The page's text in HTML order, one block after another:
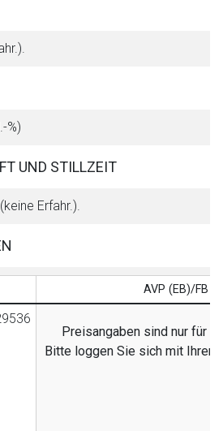
%)
UND STILLZEIT
Erfahr.).
AVP (EB)/FB
Preisangaben sind nur für
Bitte loggen Sie sich mit Ihrem